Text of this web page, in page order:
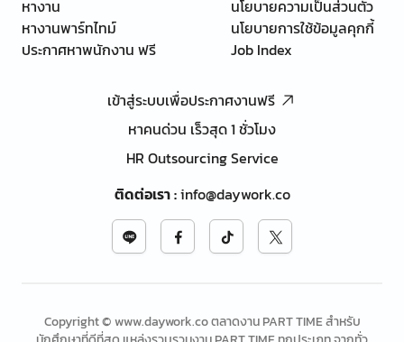
หางาน
หางานพาร์ทไทม์
ประกาศหาพนักงาน ฟรี
นโยบายความเป็นส่วนตัว
นโยบายการใช้ข้อมูลคุกกี้
Job Index
เข้าสู่ระบบเพื่อประกาศงานฟรี
หาคนด่วน เร็วสุด 1 ชั่วโมง
HR Outsourcing Service
ติดต่อเรา:info@daywork.co
Copyright © www.daywork.co ตลาดงาน PART TIME สำหรับ